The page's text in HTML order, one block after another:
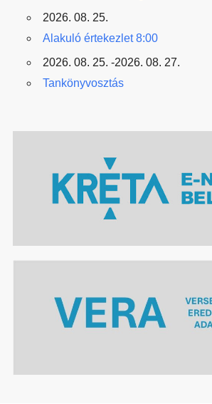
2026. 08. 25.
Alakuló értekezlet 8:00
2026. 08. 25. -2026. 08. 27.
Tankönyvosztás